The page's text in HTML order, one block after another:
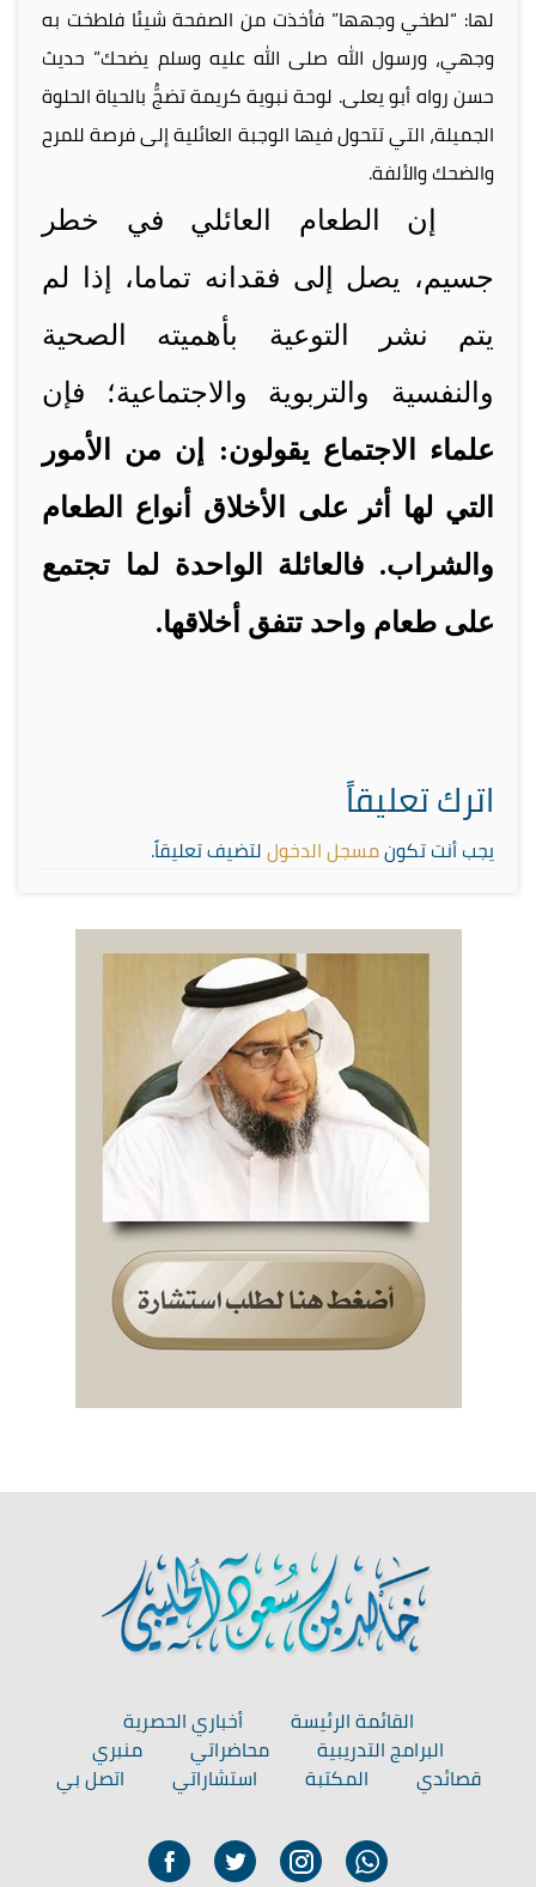
لها: “لطخي وجهها” فأخذت من الصفحة شيئا فلطخت به
وجهي، ورسول الله صلى الله عليه وسلم يضحك” حديث
حسن رواه أبو يعلى. لوحة نبوية كريمة تضجُّ بالحياة الحلوة
الجميلة، التي تتحول فيها الوجبة العائلية إلى فرصة للمرح
والضحك والألفة.
إن الطعام العائلي في خطر
جسيم، يصل إلى فقدانه تماما، إذا لم
يتم نشر التوعية بأهميته الصحية
والنفسية والتربوية والاجتماعية؛ فإن
علماء الاجتماع يقولون: إن من الأمور
التي لها أثر على الأخلاق أنواع الطعام
والشراب. فالعائلة الواحدة لما تجتمع
على طعام واحد تتفق أخلاقها.
اترك تعليقاً
يجب أنت تكونمسجل الدخوللتضيف تعليقاً.
القائمة الرئيسة
أخباري الحصرية
البرامج التدريبية
محاضراتي
منبري
قصائدي
المكتبة استشاراتي اتصل بي